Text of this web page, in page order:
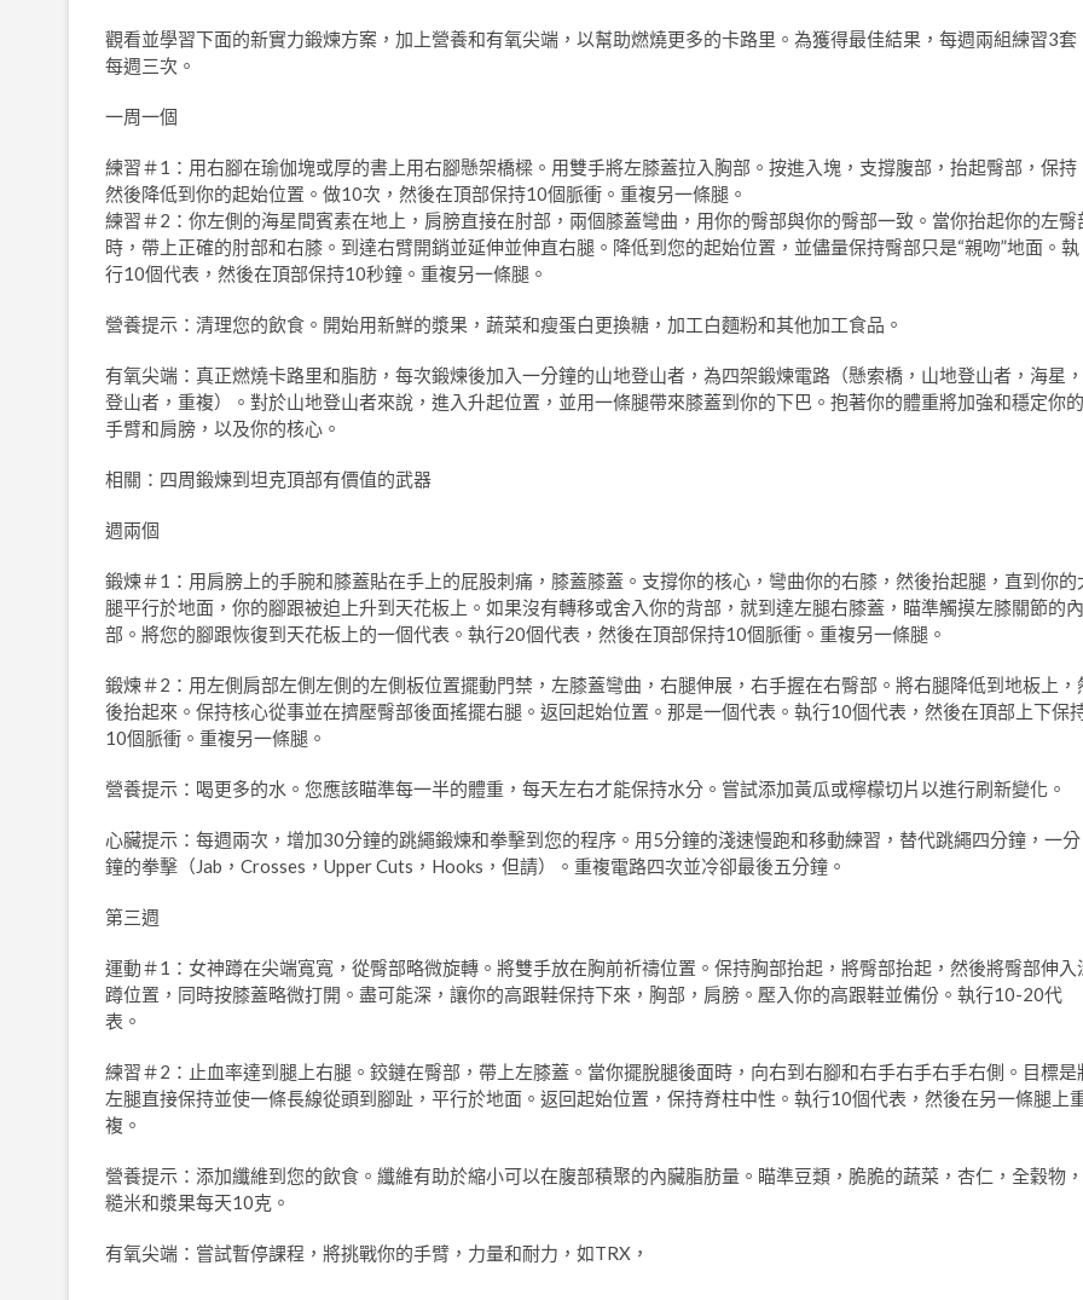
觀看並學習下面的新實力鍛煉方案，加上營養和有氧尖端，以幫助燃燒更多的卡路里。為獲得最佳結果，每週兩組練習3套
每週三次。
一周一個
練習＃1：用右腳在瑜伽塊或厚的書上用右腳懸架橋樑。用雙手將左膝蓋拉入胸部。按進入塊，支撐腹部，抬起臀部，保持
然後降低到你的起始位置。做10次，然後在頂部保持10個脈衝。重複另一條腿。
練習＃2：你左側的海星間賓素在地上，肩膀直接在肘部，兩個膝蓋彎曲，用你的臀部與你的臀部一致。當你抬起你的左臀
時，帶上正確的肘部和右膝。到達右臂開銷並延伸並伸直右腿。降低到您的起始位置，並儘量保持臀部只是“親吻”地面。執
行10個代表，然後在頂部保持10秒鐘。重複另一條腿。
營養提示：清理您的飲食。開始用新鮮的漿果，蔬菜和瘦蛋白更換糖，加工白麵粉和其他加工食品。
有氧尖端：真正燃燒卡路里和脂肪，每次鍛煉後加入一分鐘的山地登山者，為四架鍛煉電路（懸索橋，山地登山者，海星，
登山者，重複）。對於山地登山者來說，進入升起位置，並用一條腿帶來膝蓋到你的下巴。抱著你的體重將加強和穩定你的
手臂和肩膀，以及你的核心。
相關：四周鍛煉到坦克頂部有價值的武器
週兩個
鍛煉＃1：用肩膀上的手腕和膝蓋貼在手上的屁股刺痛，膝蓋膝蓋。支撐你的核心，彎曲你的右膝，然後抬起腿，直到你的
腿平行於地面，你的腳跟被迫上升到天花板上。如果沒有轉移或舍入你的背部，就到達左腿右膝蓋，瞄準觸摸左膝關節的內
部。將您的腳跟恢復到天花板上的一個代表。執行20個代表，然後在頂部保持10個脈衝。重複另一條腿。
鍛煉＃2：用左側肩部左側左側的左側板位置擺動門禁，左膝蓋彎曲，右腿伸展，右手握在右臀部。將右腿降低到地板上，
後抬起來。保持核心從事並在擠壓臀部後面搖擺右腿。返回起始位置。那是一個代表。執行10個代表，然後在頂部上下保
10個脈衝。重複另一條腿。
營養提示：喝更多的水。您應該瞄準每一半的體重，每天左右才能保持水分。嘗試添加黃瓜或檸檬切片以進行刷新變化。
心臟提示：每週兩次，增加30分鐘的跳繩鍛煉和拳擊到您的程序。用5分鐘的淺速慢跑和移動練習，替代跳繩四分鐘，一分
鐘的拳擊（Jab，Crosses，Upper Cuts，Hooks，但請）。重複電路四次並冷卻最後五分鐘。
第三週
運動＃1：女神蹲在尖端寬寬，從臀部略微旋轉。將雙手放在胸前祈禱位置。保持胸部抬起，將臀部抬起，然後將臀部伸入
蹲位置，同時按膝蓋略微打開。盡可能深，讓你的高跟鞋保持下來，胸部，肩膀。壓入你的高跟鞋並備份。執行10-20代
表。
練習＃2：止血率達到腿上右腿。鉸鏈在臀部，帶上左膝蓋。當你擺脫腿後面時，向右到右腳和右手右手右手右側。目標是
左腿直接保持並使一條長線從頭到腳趾，平行於地面。返回起始位置，保持脊柱中性。執行10個代表，然後在另一條腿上
複。
營養提示：添加纖維到您的飲食。纖維有助於縮小可以在腹部積聚的內臟脂肪量。瞄準豆類，脆脆的蔬菜，杏仁，全穀物，
糙米和漿果每天10克。
有氧尖端：嘗試暫停課程，將挑戰你的手臂，力量和耐力，如TRX，